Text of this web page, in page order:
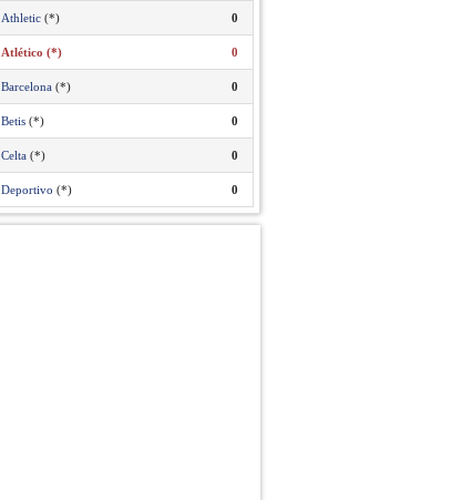
Athletic (*) 0
Atlético (*) 0
Barcelona (*) 0
Betis (*) 0
Celta (*) 0
Deportivo (*) 0